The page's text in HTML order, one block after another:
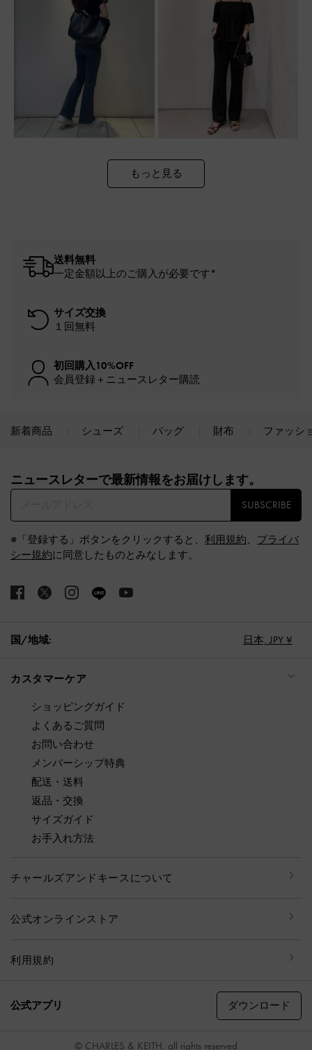
もっと見る
送料無料
一定金額以上のご購入が必要です*
サイズ交換
１回無料
初回購入10%OFF
会員登録＋ニュースレター購読
新着商品 シューズ バッグ 財布 ファッシ
ニュースレターで最新情報をお届けします。​
SUBSCRIBE
※「登録する」ボタンをクリックすると、 利用規約、 プライバ
シー規約に同意したものとみなします。
国/地域: 日本, JPY ¥
カスタマーケア
ショッピングガイド
よくあるご質問
お問い合わせ
メンバーシップ特典
配送・送料
返品・交換
サイズガイド
お手入れ方法
チャールズアンドキースについて
公式オンラインストア
利用規約
公式アプリ ダウンロード
© CHARLES & KEITH, all rights reserved